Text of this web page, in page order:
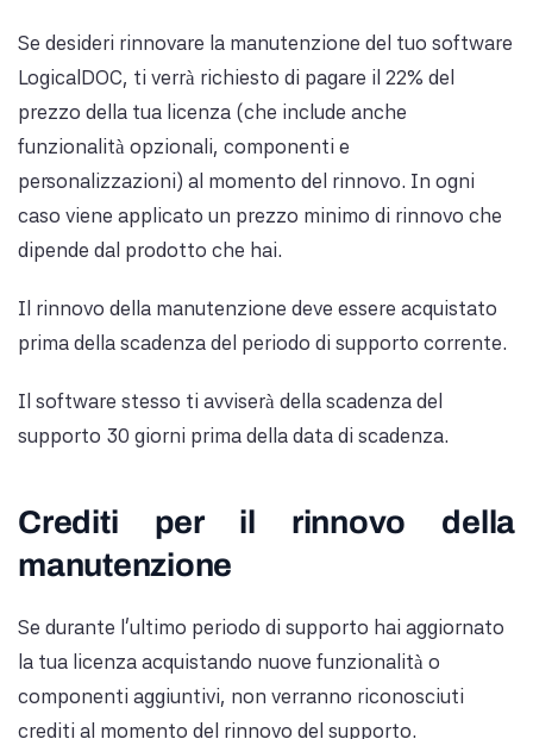
Se desideri rinnovare la manutenzione del tuo software
LogicalDOC, ti verrà richiesto di pagare il 22% del
prezzo della tua licenza (che include anche
funzionalità opzionali, componenti e
personalizzazioni) al momento del rinnovo. In ogni
caso viene applicato un prezzo minimo di rinnovo che
dipende dal prodotto che hai.
Il rinnovo della manutenzione deve essere acquistato
prima della scadenza del periodo di supporto corrente.
Il software stesso ti avviserà della scadenza del
supporto 30 giorni prima della data di scadenza.
Crediti per il rinnovo della
manutenzione
Se durante l'ultimo periodo di supporto hai aggiornato
la tua licenza acquistando nuove funzionalità o
componenti aggiuntivi, non verranno riconosciuti
crediti al momento del rinnovo del supporto.